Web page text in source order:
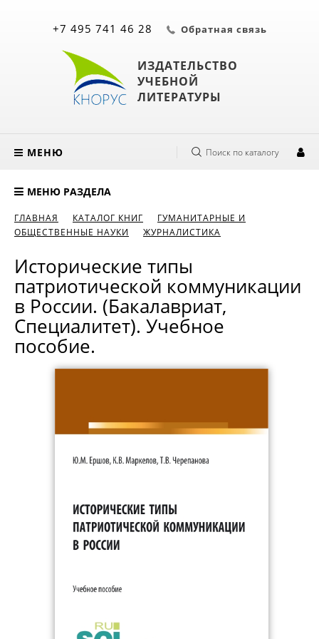
ИЗДАТЕЛЬСТВО
УЧЕБНОЙ
ЛИТЕРАТУРЫ
+7 495 741 46 28 Обратная связь
МЕНЮ Поиск по каталогу
МЕНЮ РАЗДЕЛА
ГЛАВНАЯ КАТАЛОГ КНИГ
ГУМАНИТАРНЫЕ И
ОБЩЕСТВЕННЫЕ НАУКИ
ЖУРНАЛИСТИКА
Исторические типы
патриотической коммуникации
в России. (Бакалавриат,
Специалитет). Учебное
пособие.